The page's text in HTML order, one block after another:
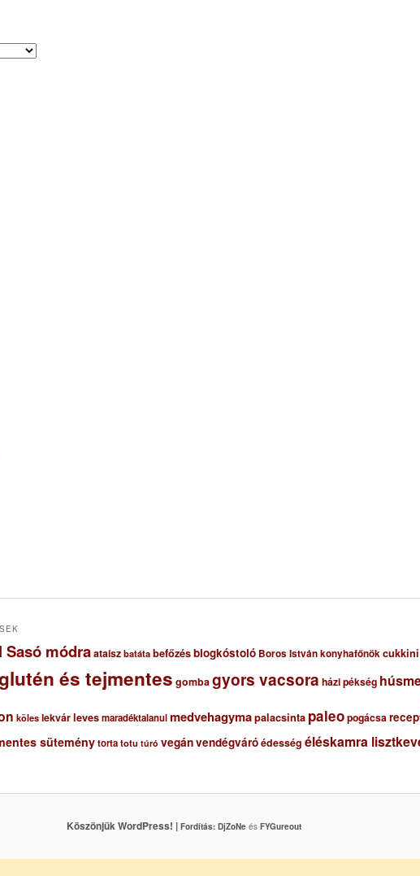
Sasó módraataisz batáta befőzésblogkóstoló Boros István konyhafőnökcukkini
és tejmentes gombagyors vacsora házi pékség
köles lekvárlevesmaradéktalanulmedvehagymapalacsinta paleopogácsa
süteménytorta totu túró vegánvendégváróédesség éléskamra
Köszönjük WordPress! | Fordítás: DjZoNeés FYGureout